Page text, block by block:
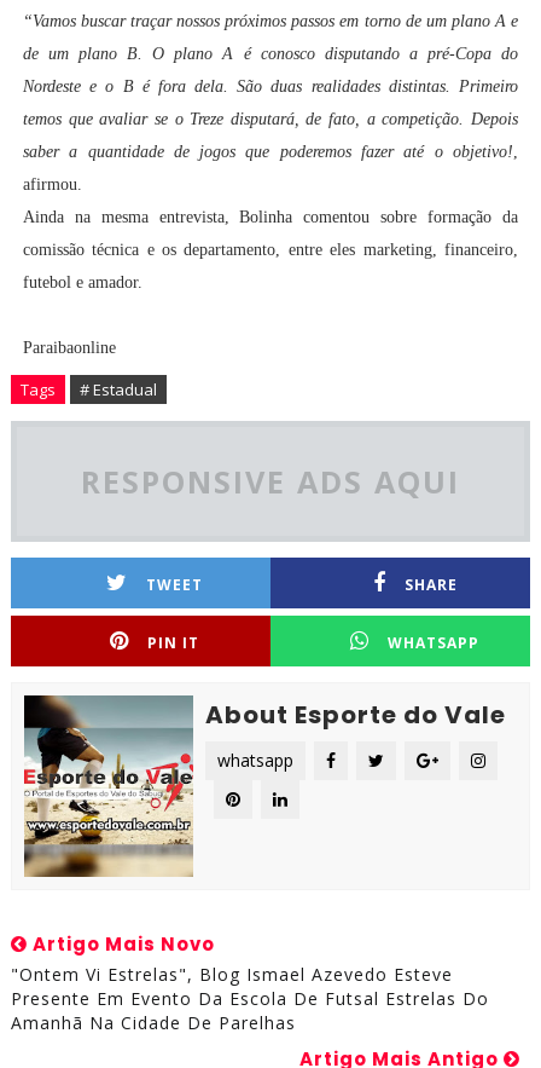
“Vamos buscar traçar nossos próximos passos em torno de um plano A e
de um plano B. O plano A é conosco disputando a pré-Copa do
Nordeste e o B é fora dela. São duas realidades distintas. Primeiro
temos que avaliar se o Treze disputará, de fato, a competição. Depois
saber a quantidade de jogos que poderemos fazer até o objetivo!,
afirmou.
Ainda na mesma entrevista, Bolinha comentou sobre formação da
comissão técnica e os departamento, entre eles marketing, financeiro,
futebol e amador.
Paraibaonline
Tags # Estadual
RESPONSIVE ADS AQUI
TWEET SHARE
PIN IT WHATSAPP
About Esporte do Vale
whatsapp
Artigo Mais Novo
"Ontem Vi Estrelas", Blog Ismael Azevedo Esteve
Presente Em Evento Da Escola De Futsal Estrelas Do
Amanhã Na Cidade De Parelhas
Artigo Mais Antigo